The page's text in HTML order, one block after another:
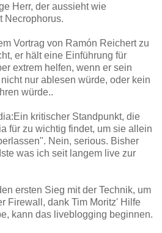
Herr, der aussieht wie
Necrophorus.
Vortrag von Ramón Reichert zu
er hält eine Einführung für
extrem helfen, wenn er sein
nur ablesen würde, oder kein
würde..
kritischer Standpunkt, die
für zu wichtig findet, um sie allein
Nein, serious. Bisher
was ich seit langem live zur
ersten Sieg mit der Technik, um
Firewall, dank Tim Moritz' Hilfe
kann das liveblogging beginnen.